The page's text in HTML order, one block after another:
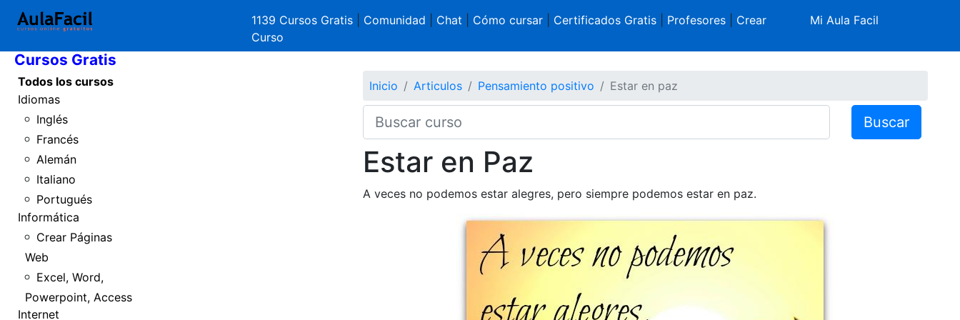
1139 Cursos Gratis Comunidad Chat Cómo cursar| Certificados Gratis| Profesores| Crear
Curso
Mi Aula Facil
Inicio
Cursos Gratis
Todos los cursos
Idiomas
Inglés
Francés
Alemán
Italiano
Portugués
Informática
Crear Páginas
Web
Excel, Word,
Powerpoint, Access
Internet
Inicio Articulos Pensamiento positivo Estar en paz
Buscar
Estar en Paz
A veces no podemos estar alegres, pero siempre podemos estar en paz.